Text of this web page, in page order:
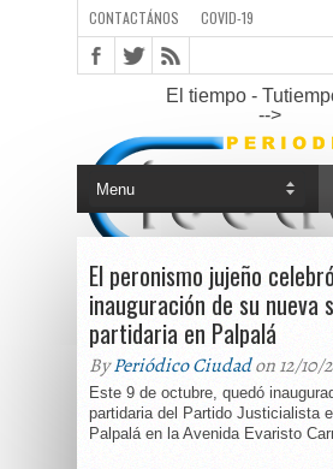
CONTACTÁNOS COVID-19
El tiempo -
-->
El peronismo jujeño
inauguración de su nueva
partidaria en Palpalá
ByPeriódico Ciudadon 12/10/
Este 9 de octubre, quedó
partidaria del Partido Justicialista
Palpalá en la Avenida Evaristo